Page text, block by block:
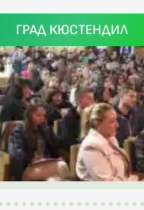
ГРАД КЮСТЕНДИЛ